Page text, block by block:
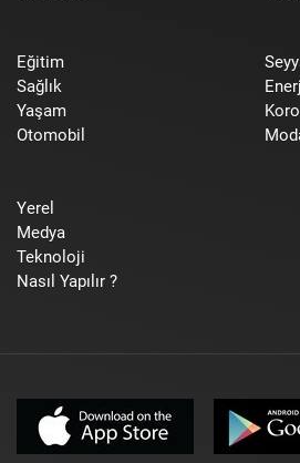
Eğitim
Sağlık
Yaşam
Otomobil
Yerel
Medya
Teknoloji
Nasıl Yapılır ?